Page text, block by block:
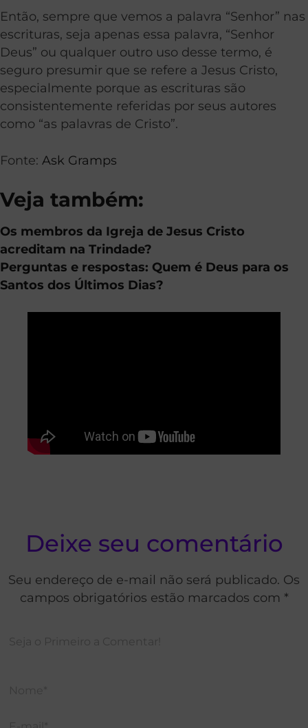
Então, sempre que vemos a palavra “Senhor” nas
escrituras, seja apenas essa palavra, “Senhor
Deus” ou qualquer outro uso desse termo, é
seguro presumir que se refere a Jesus Cristo,
especialmente porque as escrituras são
consistentemente referidas por seus autores
como “as palavras de Cristo”.
Fonte: Ask Gramps
Veja também:
Os membros da Igreja de Jesus Cristo
acreditam na Trindade?
Perguntas e respostas: Quem é Deus para os
Santos dos Últimos Dias?
Deixe seu comentário
Seu endereço de e-mail não será publicado. Os
campos obrigatórios estão marcados com *